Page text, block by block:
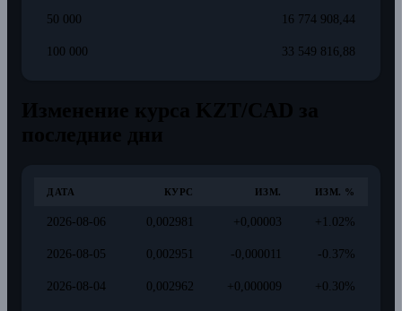
50 000 16 774 908,44
100 000 33 549 816,88
ДАТА КУРС ИЗМ. ИЗМ. %
2026-08-06 0,002981 +0,00003 +1.02%
2026-08-05 0,002951 -0,000011 -0.37%
2026-08-04 0,002962 +0,000009 +0.30%